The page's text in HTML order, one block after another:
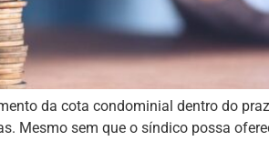
da cota condominial dentro do
Mesmo sem que o síndico possa